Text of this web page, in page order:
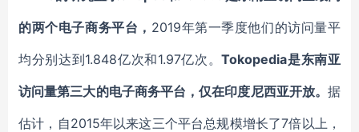
的两个电子商务平台， 2019年第一季度他们的访问量平
均分别达到1.848亿次和1.97亿次。Tokopedia是东南亚
访问量第三大的电子商务平台，仅在印度尼西亚开放。 据
估计，自2015年以来这三个平台总规模增长了7倍以上，